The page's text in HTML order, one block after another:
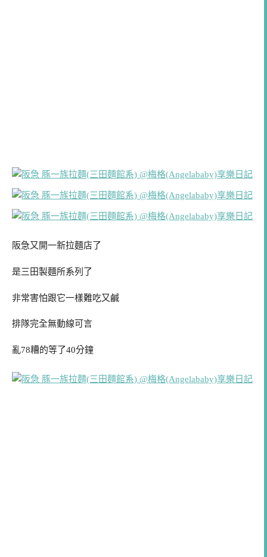
阪急又開一新拉麵店了
是三田製麵所系列了
非常害怕跟它一樣難吃又鹹
排隊完全無動線可言
亂78糟的等了40分鐘